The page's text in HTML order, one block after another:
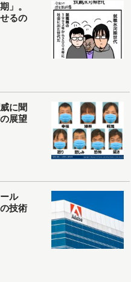
」。
るの
に聞
展望
ル
技術